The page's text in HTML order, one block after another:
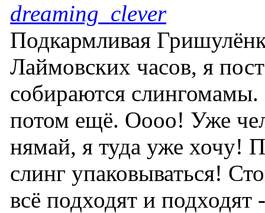
dreaming_clever
Подкармливая
Лаймовских часов, я
собираются
потом ещё. Оооо! Уже
нямай, я туда уже хочу!
слинг упаковываться!
всё подходят и подходят